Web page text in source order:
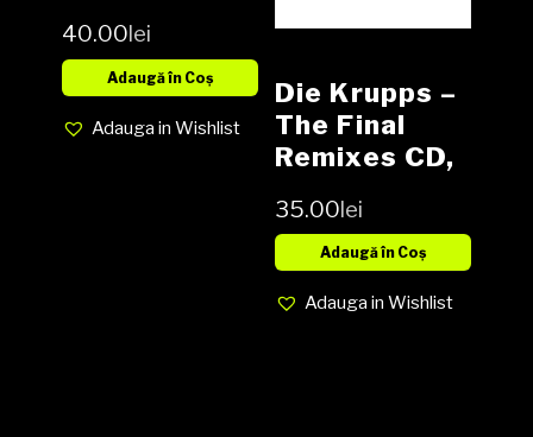
America CD,
Compilation,
Edition
40.00lei
Adaugă în Coș
Adauga in Wishlist
Die Krupps –
The Final
Remixes CD,
Digipak
35.00lei
Adaugă în Coș
Adauga in Wishlist